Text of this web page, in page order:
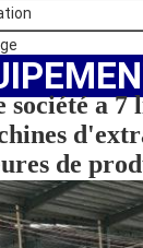
société a7
de